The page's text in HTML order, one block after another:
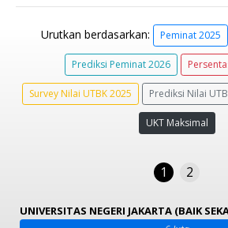
Urutkan berdasarkan: Peminat 2025
Prediksi Peminat 2026
Survey Nilai UTBK 2025 Prediksi Nilai
UKT Maksimal
1 2
UNIVERSITAS NEGERI JAKARTA (BAIK